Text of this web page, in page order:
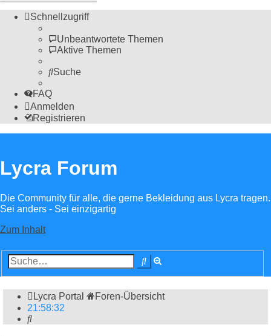
Schnellzugriff
Unbeantwortete Themen
Aktive Themen
Suche
FAQ
Anmelden
Registrieren
Lycra Forum
Die Community für alle, die gerne Bekleidung aus Lycra tragen.
Sei anders - Sei einzigartig
Zum Inhalt
Suche
Lycra Portal
Foren-Übersicht
21:58:33
Suche